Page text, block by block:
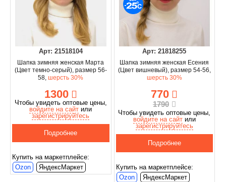
Арт: 21518104
Шапка зимняя женская Марта
(Цвет темно-серый), размер 56-
58,шерсть 30%
1300
Чтобы увидеть оптовые цены,
войдите на сайт или
зарегистрируйтесь
Подробнее
Купить на маркетплейсе:
Ozon
ЯндексМаркет
Арт: 21818255
Шапка зимняя женская Есения
(Цвет вишневый), размер 54-56,
шерсть 30%
770
1790
Чтобы увидеть оптовые цены,
войдите на сайтили
зарегистрируйтесь
Подробнее
Купить на маркетплейсе:
Ozon
ЯндексМаркет